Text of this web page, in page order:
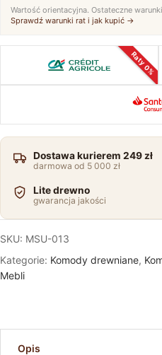
Wartość orientacyjna. Ostateczne
Sprawdź warunki rat i jak kupić →
Raty 0%
Dostawa kurierem 249 zł
darmowa od 5 000 zł
Lite drewno
gwarancja jakości
SKU: MSU-013
Kategorie: Komody drewniane,
Mebli
Opis